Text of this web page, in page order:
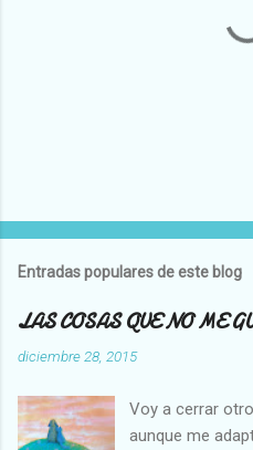
l
c
a
r
n
c
o
Entradas populares de este blog
LAS COSAS QUE NO ME
diciembre 28, 2015
Voy a cerrar
aunque me